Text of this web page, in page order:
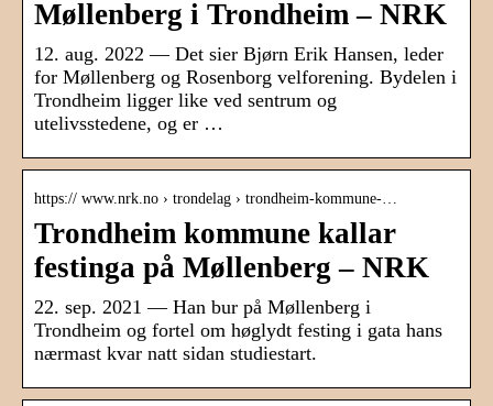
Møllenberg i Trondheim – NRK
12. aug. 2022 — Det sier Bjørn Erik Hansen, leder
for Møllenberg og Rosenborg velforening. Bydelen i
Trondheim ligger like ved sentrum og
utelivsstedene, og er …
https:// www.nrk.no › trondelag › trondheim-kommune-…
Trondheim kommune kallar
festinga på Møllenberg – NRK
22. sep. 2021 — Han bur på Møllenberg i
Trondheim og fortel om høglydt festing i gata hans
nærmast kvar natt sidan studiestart.